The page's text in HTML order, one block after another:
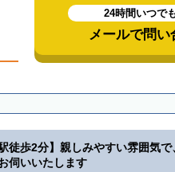
24時間いつで
メールで問い
駅徒歩2分】親しみやすい雰囲気
伺いいたします